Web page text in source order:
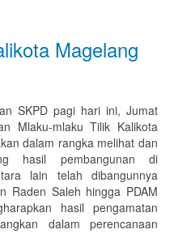
Magelang
SKPD pagi hari ini, Jumat
Mlaku-mlaku Tilik Kalikota
dalam rangka melihat dan
hasil pembangunan di
lain telah dibangunnya
Raden Saleh hingga PDAM
hasil pengamatan
dalam perencanaan